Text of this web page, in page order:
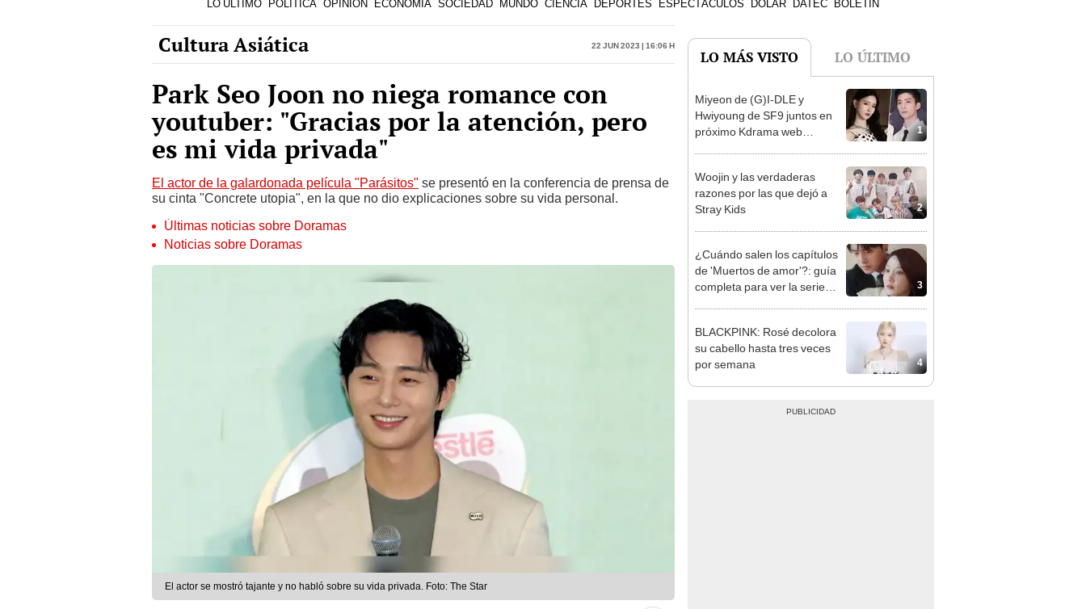
LO ÚLTIMO POLÍTICA OPINIÓN ECONOMÍA SOCIEDAD MUNDO CIENCIA DEPORTES ESPECTÁCULOS DÓLAR DATEC BOLETÍN
Cultura Asiática 22 Jun 2023 | 16:06 h
Park Seo Joon no niega romance con
youtuber: "Gracias por la atención, pero
es mi vida privada"
El actor de la galardonada película "Parásitos" se presentó en la conferencia de prensa de
su cinta "Concrete utopia", en la que no dio explicaciones sobre su vida personal.
Últimas noticias sobre Doramas
Noticias sobre Doramas
El actor se mostró tajante y no habló sobre su vida privada. Foto: The Star
LO MÁS VISTO LO ÚLTIMO
1
Miyeon de (G)I-DLE y
Hwiyoung de SF9 juntos en
próximo Kdrama web
2
Woojin y las verdaderas
razones por las que dejó a
Stray Kids
3
¿Cuándo salen los capítulos
de 'Muertos de amor'?: guía
completa para ver la serie
4
BLACKPINK: Rosé decolora
su cabello hasta tres veces
por semana